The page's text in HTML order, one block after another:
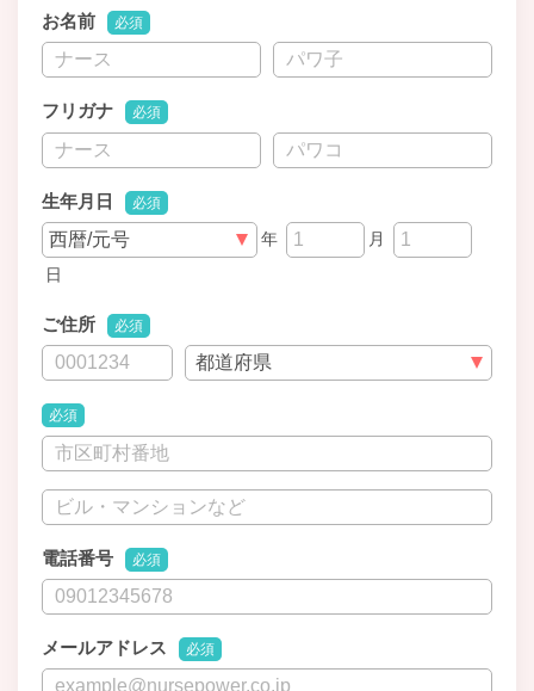
お名前 必須
フリガナ 必須
生年月日 必須
年
月
日
ご住所 必須
必須
電話番号 必須
メールアドレス 必須